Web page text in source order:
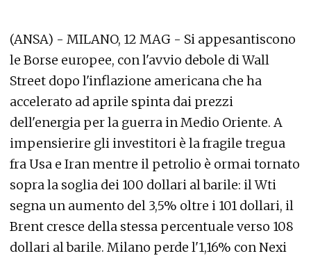
(ANSA) - MILANO, 12 MAG - Si appesantiscono
le Borse europee, con l'avvio debole di Wall
Street dopo l'inflazione americana che ha
accelerato ad aprile spinta dai prezzi
dell'energia per la guerra in Medio Oriente. A
impensierire gli investitori è la fragile tregua
fra Usa e Iran mentre il petrolio è ormai tornato
sopra la soglia dei 100 dollari al barile: il Wti
segna un aumento del 3,5% oltre i 101 dollari, il
Brent cresce della stessa percentuale verso 108
dollari al barile. Milano perde l'1,16% con Nexi